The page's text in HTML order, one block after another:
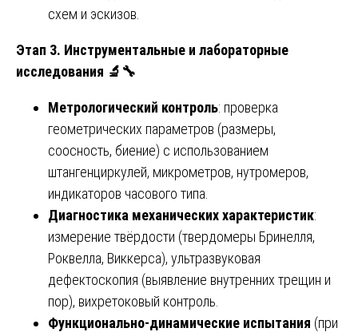
схем и эскизов.
Этап 3. Инструментальные и лабораторные
исследования 🔬🔧
Метрологический контроль: проверка
геометрических параметров (размеры,
соосность, биение) с использованием
штангенциркулей, микрометров, нутромеров,
индикаторов часового типа.
Диагностика механических характеристик:
измерение твёрдости (твердомеры Бринелля,
Роквелла, Виккерса), ультразвуковая
дефектоскопия (выявление внутренних трещин и
пор), вихретоковый контроль.
Функционально-динамические испытания (при